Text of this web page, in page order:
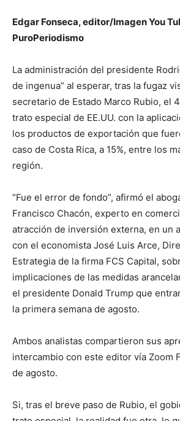
Edgar Fonseca, editor/Imagen You
PuroPeriodismo
La administración del presidente
de ingenua” al esperar, tras la fugaz
secretario de Estado Marco Rubio, el
trato especial de EE.UU. con la
los productos de exportación que
caso de Costa Rica, a 15%, entre los
región.
“Fue el error de fondo”, afirmó el
Francisco Chacón, experto en
atracción de inversión externa, en un
con el economista José Luis Arce,
Estrategia de la firma FCS Capital,
implicaciones de las medidas
el presidente Donald Trump que
la primera semana de agosto.
Ambos analistas compartieron sus
intercambio con este editor vía Zoom
de agosto.
Si, tras el breve paso de Rubio, el